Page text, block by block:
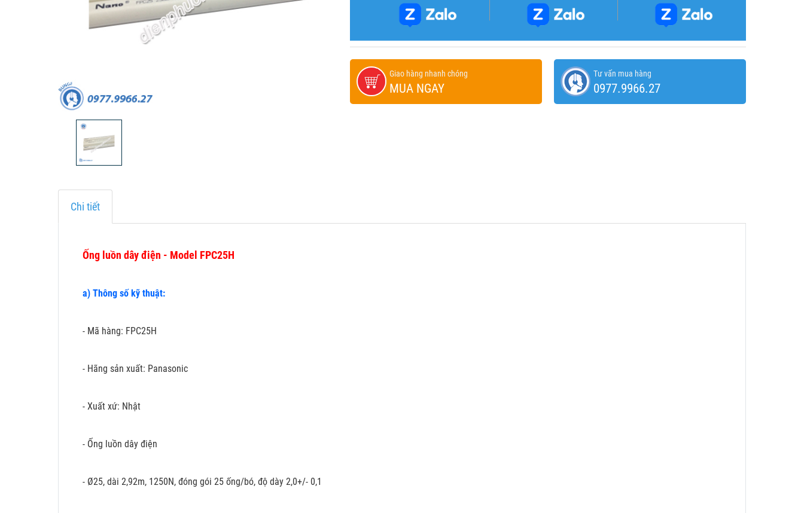
Giao hàng nhanh chóng
MUA NGAY
Tư vấn mua hàng
0977.9966.27
Chi tiết
Ống luồn dây điện - Model FPC25H
a) Thông số kỹ thuật:
- Mã hàng: FPC25H
- Hãng sản xuất: Panasonic
- Xuất xứ: Nhật
- Ống luồn dây điện
- Ø25, dài 2,92m, 1250N, đóng gói 25 ống/bó, độ dày 2,0+/- 0,1